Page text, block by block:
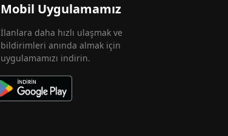
Mobil Uygulamamız
İlanlara daha hızlı ulaşmak ve
bildirimleri anında almak için
uygulamamızı indirin.